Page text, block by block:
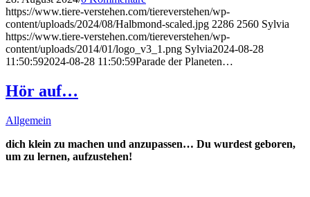
https://www.tiere-verstehen.com/tiereverstehen/wp-
content/uploads/2024/08/Halbmond-scaled.jpg 2286 2560 Sylvia
https://www.tiere-verstehen.com/tiereverstehen/wp-
content/uploads/2014/01/logo_v3_1.png Sylvia2024-08-28
11:50:592024-08-28 11:50:59Parade der Planeten…
Hör auf…
Allgemein
dich klein zu machen und anzupassen… Du wurdest geboren,
um zu lernen, aufzustehen!